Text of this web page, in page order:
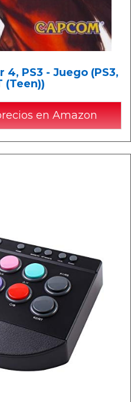
PS3 - Juego (PS3,
(Teen))
en Amazon